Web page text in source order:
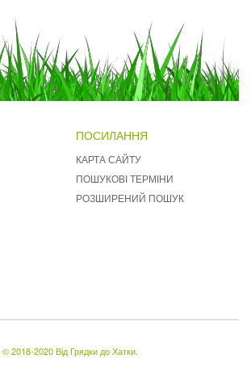
ПОСИЛАННЯ
КАРТА САЙТУ
ПОШУКОВІ ТЕРМІНИ
РОЗШИРЕНИЙ ПОШУК
© 2018-2020 Від Грядки до Хатки.